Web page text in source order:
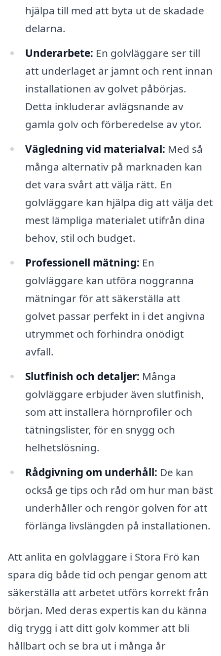
hjälpa till med att byta ut de skadade
delarna.
Underarbete: En golvläggare ser till
att underlaget är jämnt och rent innan
installationen av golvet påbörjas.
Detta inkluderar avlägsnande av
gamla golv och förberedelse av ytor.
Vägledning vid materialval: Med så
många alternativ på marknaden kan
det vara svårt att välja rätt. En
golvläggare kan hjälpa dig att välja det
mest lämpliga materialet utifrån dina
behov, stil och budget.
Professionell mätning: En
golvläggare kan utföra noggranna
mätningar för att säkerställa att
golvet passar perfekt in i det angivna
utrymmet och förhindra onödigt
avfall.
Slutfinish och detaljer: Många
golvläggare erbjuder även slutfinish,
som att installera hörnprofiler och
tätningslister, för en snygg och
helhetslösning.
Rådgivning om underhåll: De kan
också ge tips och råd om hur man bäst
underhåller och rengör golven för att
förlänga livslängden på installationen.
Att anlita en golvläggare i Stora Frö kan
spara dig både tid och pengar genom att
säkerställa att arbetet utförs korrekt från
början. Med deras expertis kan du känna
dig trygg i att ditt golv kommer att bli
hållbart och se bra ut i många år